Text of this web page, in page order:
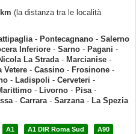
(la distanza tra le località
- Pontecagnano - Salerno
Inferiore - Sarno - Pagani -
La Strada- Marcianise -
Vetere - Cassino - Frosinone -
- Ladispoli - Cerveteri -
- Livorno - Pisa-
- Carrara- Sarzana- La Spezia
A1 A1 DIR Roma Sud A90